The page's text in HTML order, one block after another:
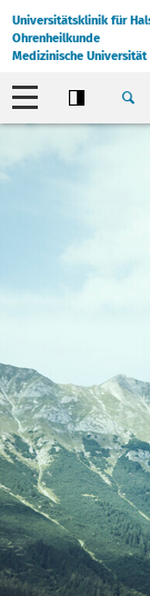
Universitätsklinik für
Ohrenheilkunde
Medizinische Universität